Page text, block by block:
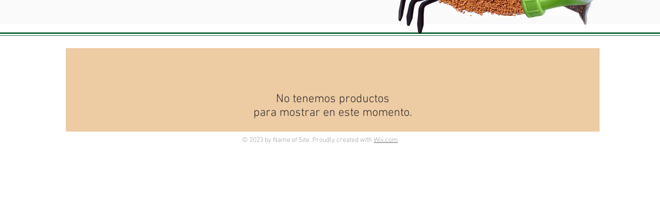
No tenemos productos
para mostrar en este momento.
© 2023 by Name of Site. Proudly created with Wix.com